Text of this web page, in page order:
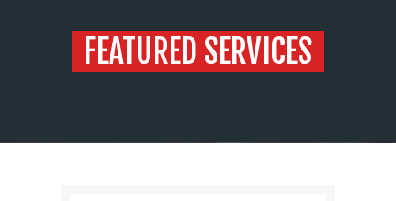
FEATURED SERVICES
CONTACTO
IDIOMAS